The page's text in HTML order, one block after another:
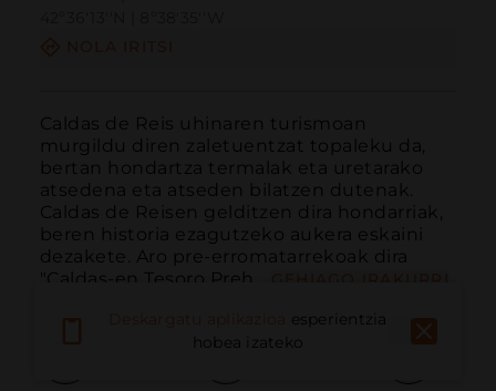
Caldas de Reis uhinaren turismoan
murgildu diren zaletuentzat topaleku da,
bertan hondartza termalak eta uretarako
atsedena eta atseden bilatzen dutenak.
Caldas de Reisen gelditzen dira hondarriak,
beren historia ezagutzeko aukera eskaini
dezakete. Aro pre-erromatarrekoak dira
"Caldas-en Tesoro Preh...
esperientzia
hobea izateko